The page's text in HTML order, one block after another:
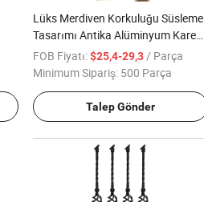
Lüks Merdiven Korkuluğu Süsleme
Tasarımı Antika Alüminyum Kare
Direk
FOB Fiyatı:$25,4-29,3/ Parça
Minimum Sipariş: 500 Parça
Talep Gönder